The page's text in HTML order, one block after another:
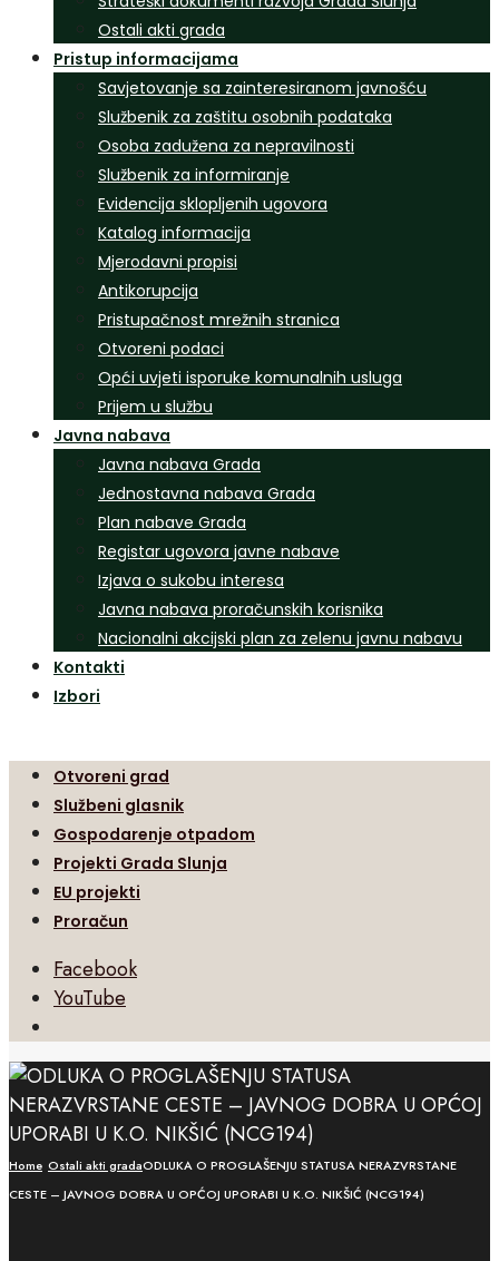
Ostali akti grada
Pristup informacijama
Savjetovanje sa zainteresiranom javnošću
Službenik za zaštitu osobnih podataka
Osoba zadužena za nepravilnosti
Službenik za informiranje
Evidencija sklopljenih ugovora
Katalog informacija
Mjerodavni propisi
Antikorupcija
Pristupačnost mrežnih stranica
Otvoreni podaci
Opći uvjeti isporuke komunalnih usluga
Prijem u službu
Javna nabava
Javna nabava Grada
Jednostavna nabava Grada
Plan nabave Grada
Registar ugovora javne nabave
Izjava o sukobu interesa
Javna nabava proračunskih korisnika
Nacionalni akcijski plan za zelenu javnu nabavu
Kontakti
Izbori
Otvoreni grad
Službeni glasnik
Gospodarenje otpadom
Projekti Grada Slunja
EU projekti
Proračun
Facebook
YouTube
Search
Window
Home Ostali akti gradaODLUKA O PROGLAŠENJU STATUSA NERAZVRSTANE
CESTE – JAVNOG DOBRA U OPĆOJ UPORABI U K.O. NIKŠIĆ (NCG194)